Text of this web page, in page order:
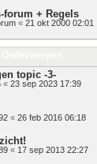
forum + Regels
« 21 okt 2000 02:01
topic -3-
« 23 sep 2023 17:39
« 26 feb 2016 06:18
« 17 sep 2013 22:27